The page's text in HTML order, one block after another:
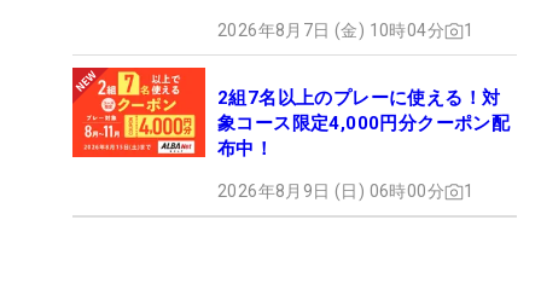
2026年8月7日 (金) 10時04分 1
2組7名以上のプレーに使える！対
象コース限定4,000円分クーポン配
布中！
2026年8月9日 (日) 06時00分 1